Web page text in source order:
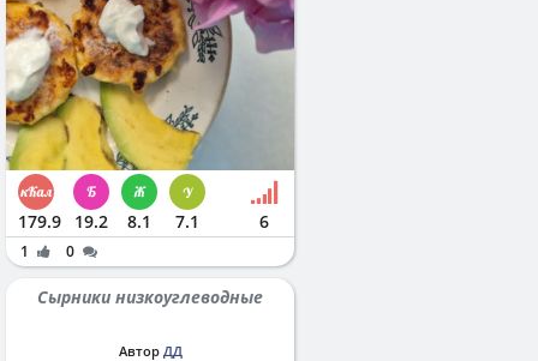
179.9 19.2 8.1 7.1 6
1 0
Сырники низкоуглеводные
Автор ДД